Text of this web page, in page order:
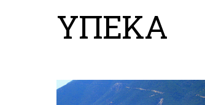
ΥΠΕΚΑ